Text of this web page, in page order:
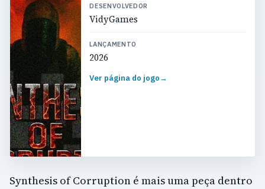
DESENVOLVEDOR
VidyGames
LANÇAMENTO
2026
Ver página do jogo→
Synthesis of Corruption é mais uma peça dentro